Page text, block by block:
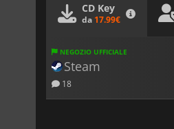
CD Key
da 17.99€
NEGOZIO UFFICIALE
Steam
18